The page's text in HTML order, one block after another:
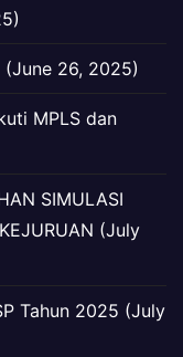
(June 26, 2025)
MPLS dan
SIMULASI
(July
Tahun 2025 (July